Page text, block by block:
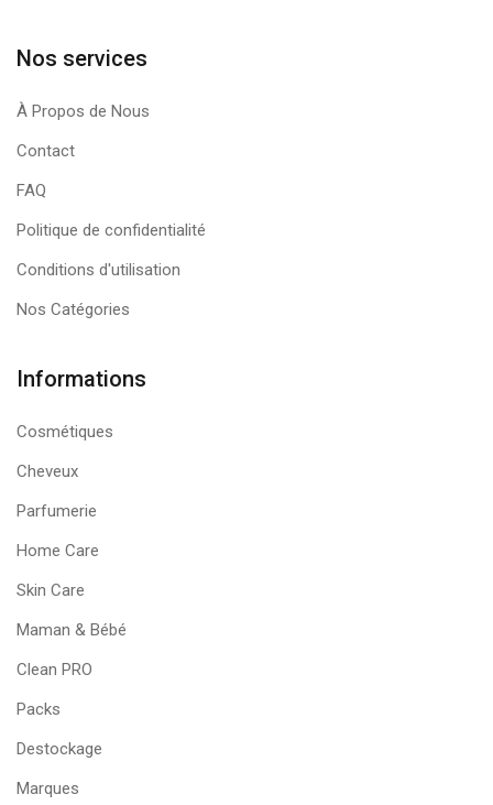
Nos services
À Propos de Nous
Contact
FAQ
Politique de confidentialité
Conditions d'utilisation
Nos Catégories
Informations
Cosmétiques
Cheveux
Parfumerie
Home Care
Skin Care
Maman & Bébé
Clean PRO
Packs
Destockage
Marques